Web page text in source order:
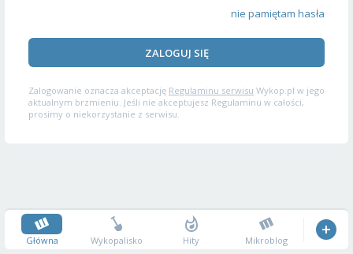
nie pamiętam hasła
ZALOGUJ SIĘ
Zalogowanie oznacza akceptację Regulaminu serwisu Wykop.pl w jego
aktualnym brzmieniu. Jeśli nie akceptujesz Regulaminu w całości,
prosimy o niekorzystanie z serwisu.
Główna Wykopalisko Hity Mikroblog